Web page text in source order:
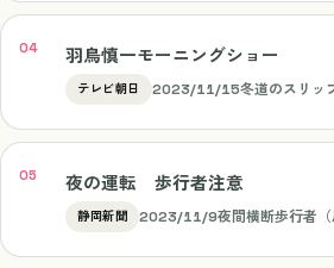
羽鳥慎一モーニングショー
テレビ朝日 2023/11/15冬道のスリッ
夜の運転 歩行者注意
静岡新聞 2023/11/9夜間横断歩行者（